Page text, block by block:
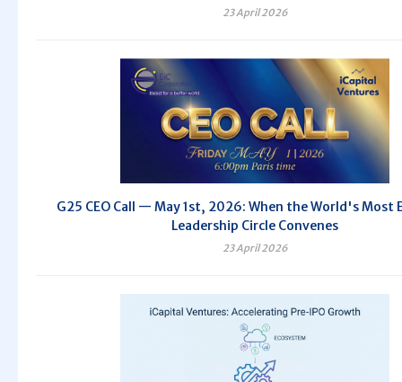
23 April 2026
G25 CEO Call — May 1st, 2026: When the World's Most
Leadership Circle Convenes
23 April 2026